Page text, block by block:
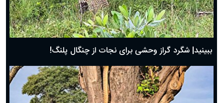
ببینید| شگرد گراز وحشی برای نجات از چنگال پلنگ!